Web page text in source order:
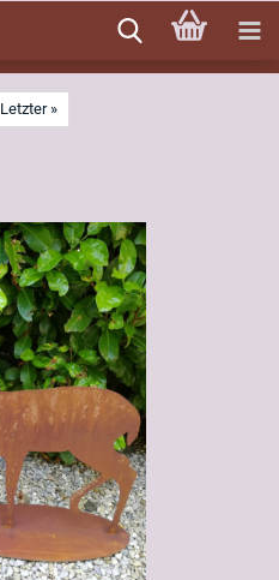
Letzter »